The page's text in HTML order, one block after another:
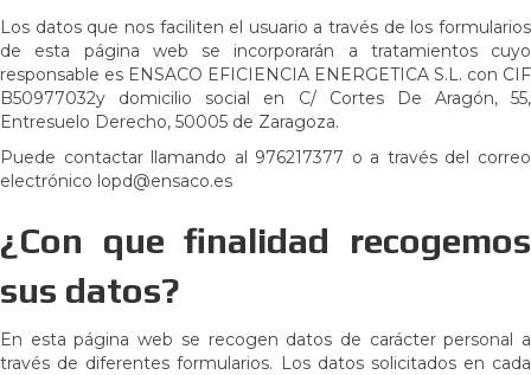
Los datos que nos faciliten el usuario a través de los formularios
de esta página web se incorporarán a tratamientos cuyo
responsable es ENSACO EFICIENCIA ENERGETICA S.L. con CIF
B50977032y domicilio social en C/ Cortes De Aragón, 55,
Entresuelo Derecho, 50005 de Zaragoza.
Puede contactar llamando al 976217377 o a través del correo
electrónico lopd@ensaco.es
¿Con que finalidad recogemos
sus datos?
En esta página web se recogen datos de carácter personal a
través de diferentes formularios. Los datos solicitados en cada